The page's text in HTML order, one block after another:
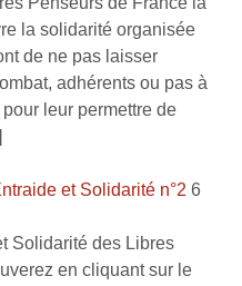
la solidarité organisée
de ne pas laisser
adhérents ou pas à
leur permettre de
et Solidarité n°2 6
Solidarité des Libres
en cliquant sur le